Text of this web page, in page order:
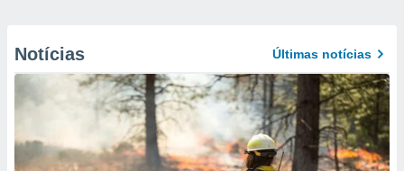
Notícias Últimas notícias